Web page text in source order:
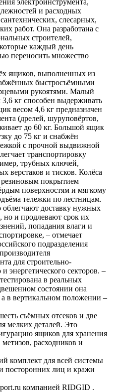
электроинструмента,
и расходных
слесарных,
работ. Она разработана с
строителей,
каждый день
переносить множество
ящиков, выполненных из
быстросъёмными
рукоятями. Малый
кг способен выдерживать
весом 4,6 кг предназначен
(дрелей, шуруповёртов,
до 60 кг. Большой ящик
до 75 кг и снабжён
с прочной выдвижной
транспортировку
трубных ключей,
верстаков и тисков. Колёса
покрытием
поверхностям и мягкому
тележки по лестницам.
облегчают доставку нужных
но и продлевают срок их
попадания влаги и
– отмечает
подразделения
для строительно-
энергетического секторов. –
в реальных
состоянии она
в вертикальном положении –
съёмных отсеков и две
мелких деталей. Это
ящиков для хранения
расходников и
комплект для всей системы
посторонних лиц и кражи
компанией RIDGID .